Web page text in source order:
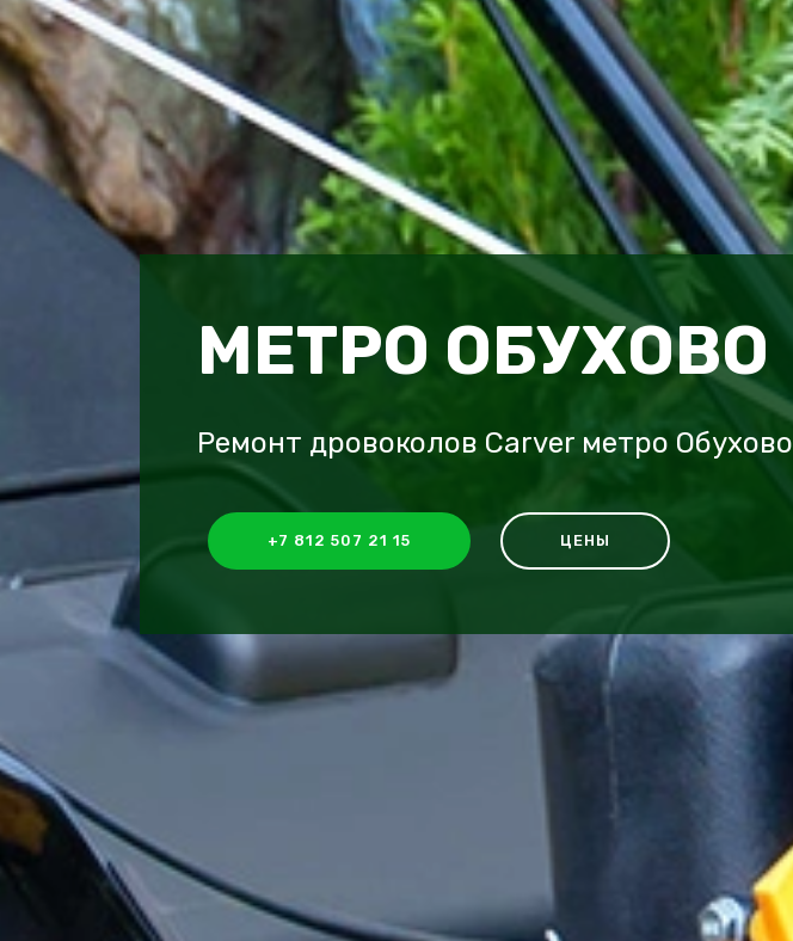
МЕТРО ОБУХОВО
Ремонт дровоколов Carver метро Обухово
+7 812 507 21 15 ЦЕНЫ